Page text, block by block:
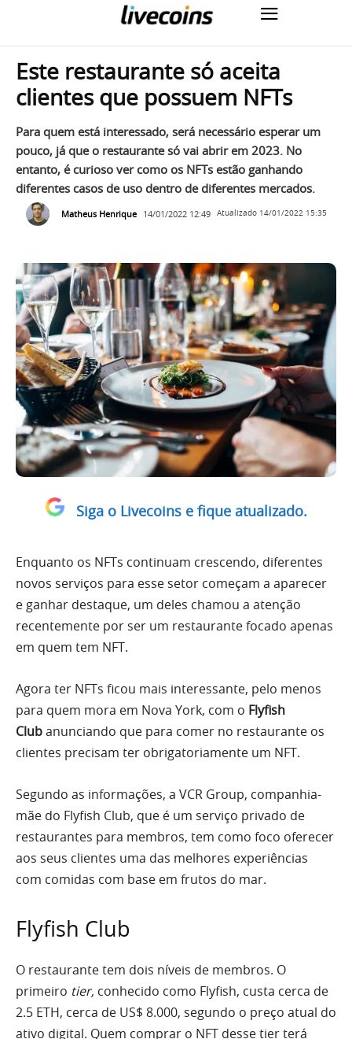
Este restaurante só aceita
clientes que possuem NFTs
Para quem está interessado, será necessário esperar um
pouco, já que o restaurante só vai abrir em 2023. No
entanto, é curioso ver como os NFTs estão ganhando
diferentes casos de uso dentro de diferentes mercados.
Matheus Henrique 14/01/2022 12:49 Atualizado 14/01/2022 15:35
Siga o Livecoins e fique atualizado.
Enquanto os NFTs continuam crescendo, diferentes
novos serviços para esse setor começam a aparecer
e ganhar destaque, um deles chamou a atenção
recentemente por ser um restaurante focado apenas
em quem tem NFT.
Agora ter NFTs ficou mais interessante, pelo menos
para quem mora em Nova York, com o Flyfish
Clubanunciando que para comer no restaurante os
clientes precisam ter obrigatoriamente um NFT.
Segundo as informações, a VCR Group, companhia-
mãe do Flyfish Club, que é um serviço privado de
restaurantes para membros, tem como foco oferecer
aos seus clientes uma das melhores experiências
com comidas com base em frutos do mar.
Flyfish Club
O restaurante tem dois níveis de membros. O
primeiro tier, conhecido como Flyfish, custa cerca de
2.5 ETH, cerca de US$ 8.000, segundo o preço atual do
ativo digital. Quem comprar o NFT desse tier terá